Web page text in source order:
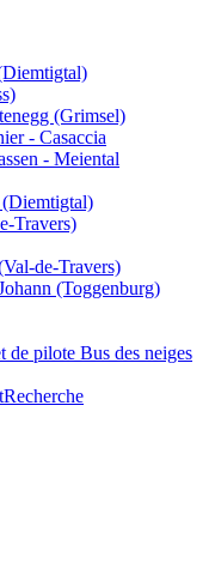
(Grimsel)
- Casaccia
- Meiental
Travers)
de-Travers)
(Toggenburg)
de pilote Bus des neiges
Recherche